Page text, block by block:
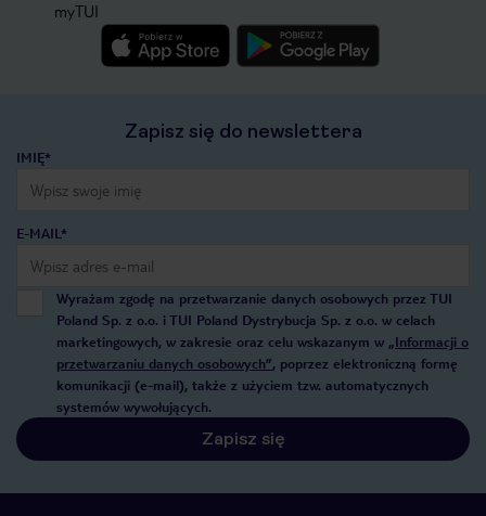
myTUI
Zapisz się do newslettera
IMIĘ*
E-MAIL*
Wyrażam zgodę na przetwarzanie danych osobowych przez TUI
Poland Sp. z o.o. i TUI Poland Dystrybucja Sp. z o.o. w celach
marketingowych, w zakresie oraz celu wskazanym w „Informacji o
przetwarzaniu danych osobowych”, poprzez elektroniczną formę
komunikacji (e-mail), także z użyciem tzw. automatycznych
systemów wywołujących.
Zapisz się